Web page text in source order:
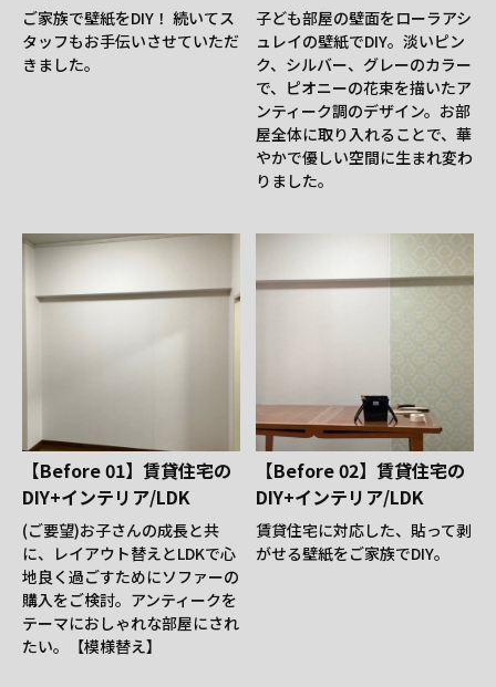
ご家族で壁紙をDIY！ 続いてス
タッフもお手伝いさせていただ
きました。
子ども部屋の壁面をローラアシ
ュレイの壁紙でDIY。淡いピン
ク、シルバー、グレーのカラー
で、ピオニーの花束を描いたア
ンティーク調のデザイン。お部
屋全体に取り入れることで、華
やかで優しい空間に生まれ変わ
りました。
【Before 01】賃貸住宅の
DIY+インテリア/LDK
(ご要望)お子さんの成長と共
に、レイアウト替えとLDKで心
地良く過ごすためにソファーの
購入をご検討。アンティークを
テーマにおしゃれな部屋にされ
たい。【模様替え】
【Before 02】賃貸住宅の
DIY+インテリア/LDK
賃貸住宅に対応した、貼って剥
がせる壁紙をご家族でDIY。